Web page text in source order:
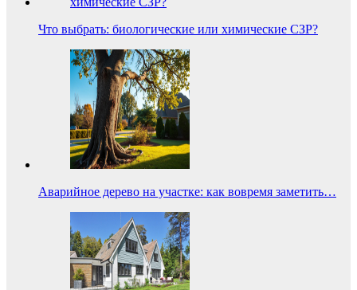
Что выбрать: биологические или химические СЗР?
Аварийное дерево на участке: как вовремя заметить…